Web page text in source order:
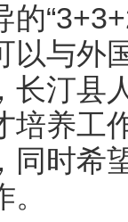
的
以与外
长汀县
培养工
同时希